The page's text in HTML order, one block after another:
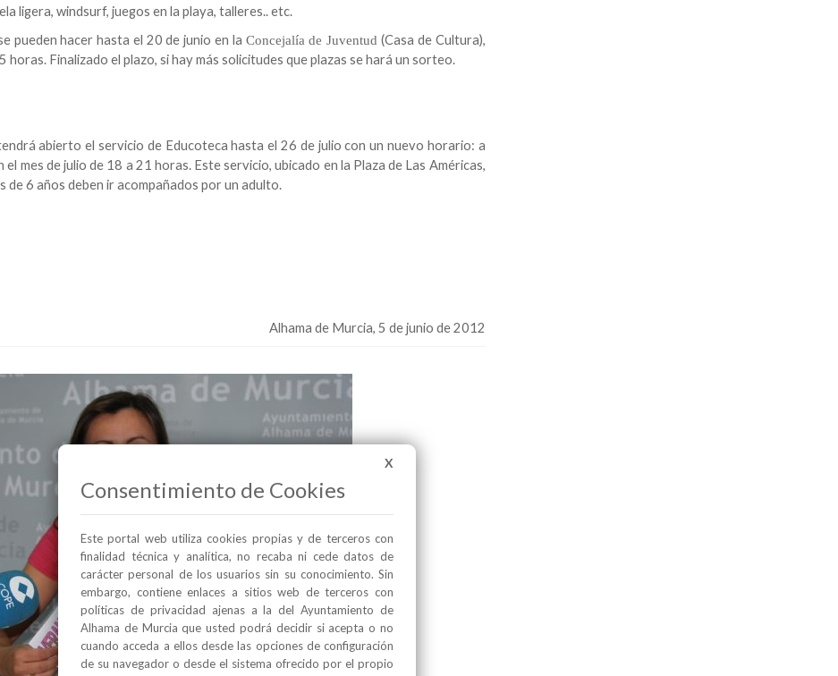
ligera, windsurf, juegos en la playa, talleres.. etc.
pueden hacer hasta el 20 de junio en la Concejalía de Juventud (Casa de Cultura),
horas. Finalizado el plazo, si hay más solicitudes que plazas se hará un sorteo.
abierto el servicio de Educoteca hasta el 26 de julio con un nuevo horario: a
el mes de julio de 18 a 21 horas. Este servicio, ubicado en la Plaza de Las Américas,
de 6 años deben ir acompañados por un adulto.
Alhama de Murcia, 5 de junio de 2012
X
Consentimiento de Cookies
Este portal web utiliza cookies propias y de terceros con
finalidad técnica y analítica, no recaba ni cede datos de
carácter personal de los usuarios sin su conocimiento. Sin
embargo, contiene enlaces a sitios web de terceros con
políticas de privacidad ajenas a la del Ayuntamiento de
Alhama de Murcia que usted podrá decidir si acepta o no
cuando acceda a ellos desde las opciones de configuración
de su navegador o desde el sistema ofrecido por el propio